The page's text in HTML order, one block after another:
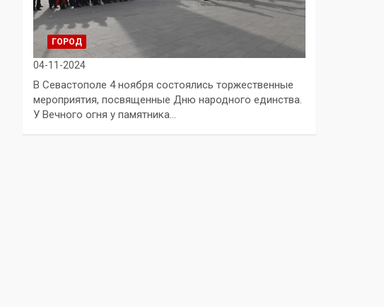
ГОРОД
04-11-2024
В Севастополе 4 ноября состоялись торжественные
мероприятия, посвященные Дню народного единства.
У Вечного огня у памятника…